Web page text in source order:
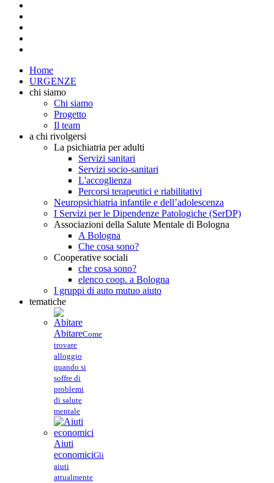
Home
URGENZE
chi siamo
Chi siamo
Progetto
Il team
a chi rivolgersi
La psichiatria per adulti
Servizi sanitari
Servizi socio-sanitari
L'accoglienza
Percorsi terapeutici e riabilitativi
Neuropsichiatria infantile e dell’adolescenza
I Servizi per le Dipendenze Patologiche (SerDP)
Associazioni della Salute Mentale di Bologna
A Bologna
Che cosa sono?
Cooperative sociali
che cosa sono?
elenco coop. a Bologna
I gruppi di auto mutuo aiuto
tematiche
AbitareCome
trovare
alloggio
quando si
soffre di
problemi
di salute
mentale
Aiuti
economiciGli
aiuti
attualmente